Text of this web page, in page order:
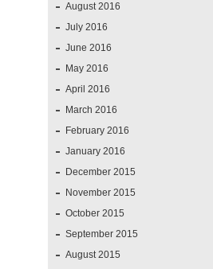
August 2016
July 2016
June 2016
May 2016
April 2016
March 2016
February 2016
January 2016
December 2015
November 2015
October 2015
September 2015
August 2015